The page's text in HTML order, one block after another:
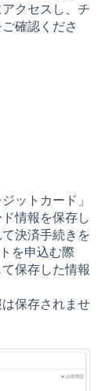
クセスし、チ
確認くださ
ットカード」
情報を保存し
決済手続きを
を申込む際
保存した情報
保存されませ